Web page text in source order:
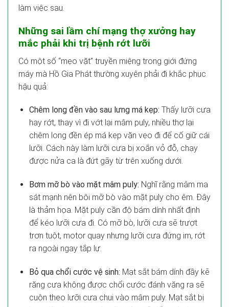
làm việc sau.
Những sai lầm chí mạng thợ xưởng hay
mắc phải khi trị bệnh rớt lưỡi
Có một số “mẹo vặt” truyền miệng trong giới đứng
máy mà Hồ Gia Phát thường xuyên phải đi khắc phục
hậu quả:
Chêm long đền vào sau lưng má kẹp: Thấy lưỡi cưa
hay rớt, thay vì đi vớt lại mâm puly, nhiều thợ lại
chêm long đền ép má kẹp vặn vẹo đi để cố giữ cái
lưỡi. Cách này làm lưỡi cưa bị xoắn vỏ đỗ, chạy
được nửa ca là đứt gãy từ trên xuống dưới.
Bơm mỡ bò vào mặt mâm puly: Nghĩ rằng mâm ma
sát mạnh nên bôi mỡ bò vào mặt puly cho êm. Đây
là thảm họa. Mặt puly cần độ bám dính nhất định
để kéo lưỡi cưa đi. Có mỡ bò, lưỡi cưa sẽ trượt
trơn tuột, motor quay nhưng lưỡi cưa đứng im, rớt
ra ngoài ngay tắp lự.
Bỏ qua chổi cước vệ sinh: Mạt sắt bám dính đầy kẽ
răng cưa không được chổi cước đánh văng ra sẽ
cuộn theo lưỡi cưa chui vào mâm puly. Mạt sắt bị